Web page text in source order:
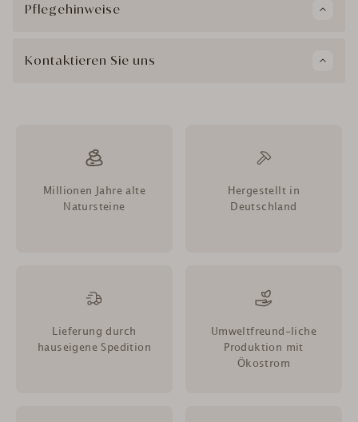
Pflegehinweise
Kontaktieren Sie uns
Millionen Jahre alte
Natursteine
Hergestellt in
Deutschland
Lieferung durch
hauseigene Spedition
Umweltfreund-liche
Produktion mit
Ökostrom